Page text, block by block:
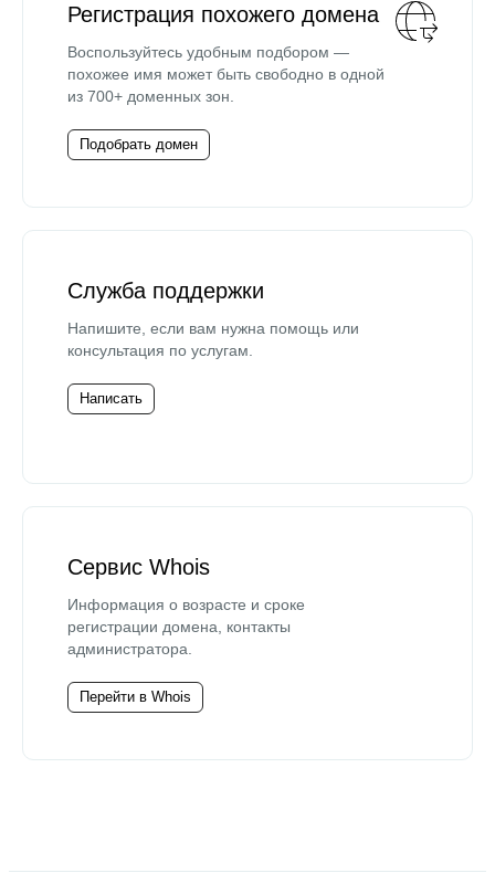
Регистрация похожего домена
Воспользуйтесь удобным подбором —
похожее имя может быть свободно в одной
из 700+ доменных зон.
Подобрать домен
Служба поддержки
Напишите, если вам нужна помощь или
консультация по услугам.
Написать
Сервис Whois
Информация о возрасте и сроке
регистрации домена, контакты
администратора.
Перейти в Whois